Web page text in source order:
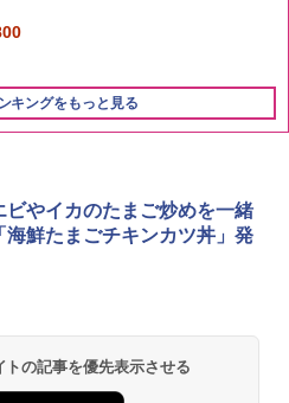
キングをもっと見る
ビやイカのたまご炒めを一緒
海鮮たまごチキンカツ丼」発
の記事を優先表示させる